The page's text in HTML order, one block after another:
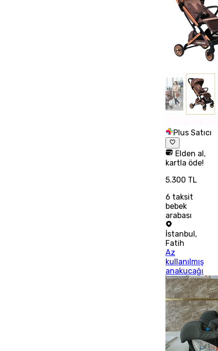
Plus Satıcı
Elden al,
kartla öde!
5.300 TL
6 taksit
bebek
arabası
İstanbul,
Fatih
Az
kullanılmış
anakucağı